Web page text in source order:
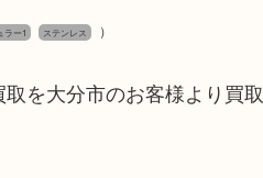
ラー1 ステンレス
）
を大分市のお客様より買